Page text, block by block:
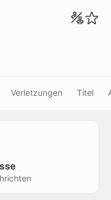
Verletzungen Titel